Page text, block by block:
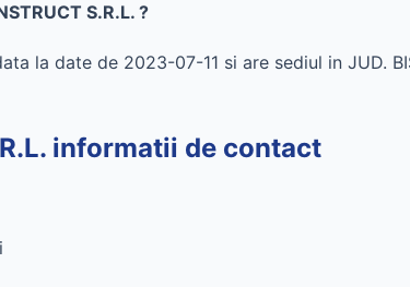
S.R.L. ?
la date de 2023-07-11 si are sediul in JUD.
informatii de contact